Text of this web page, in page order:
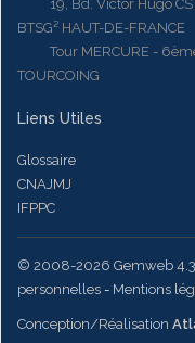
19, Bd. Victor Hugo CS
BTSG² HAUT-DE-FRANCE
Tour MERCURE -
TOURCOING
Liens Utiles
Glossaire
CNAJMJ
IFPPC
© 2008-2026 Gemweb
personnelles - Mentions
Conception/Réalisation